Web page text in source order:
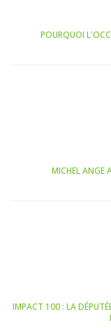
POURQUOI
MICHEL ANGE
IMPACT 100 : LA